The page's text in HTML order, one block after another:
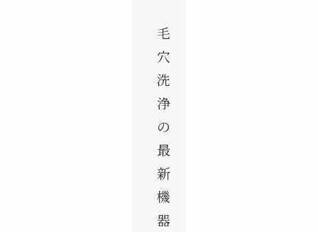
毛
穴
洗
浄
の
最
新
機
器